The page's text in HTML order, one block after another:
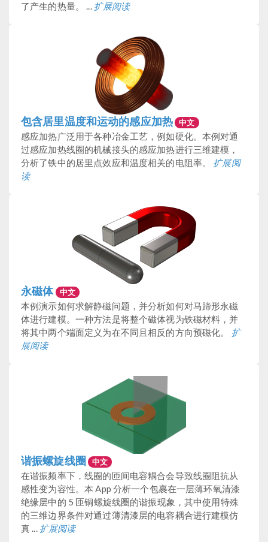
了产生的热量。 ... 扩展阅读
包含居里温度和运动的感应加热 中文
感应加热广泛用于各种冶金工艺，例如硬化。本例对通
过感应加热线圈的机械接头的感应加热进行三维建模，
分析了铁中的居里点效应和温度相关的电阻率。 扩展阅
读
永磁体 中文
本例演示如何求解静磁问题，并分析如何对马蹄形永磁
体进行建模。一种方法是将整个磁体视为铁磁材料，并
将其中两个端面定义为在不同且相反的方向预磁化。 扩
展阅读
谐振螺旋线圈 中文
在谐振频率下，线圈的匝间电容耦合会导致线圈阻抗从
感性变为容性。本 App 分析一个包裹在一层薄环氧清漆
绝缘层中的 5 匝铜螺旋线圈的谐振现象，其中使用特殊
的三维边界条件对通过薄清漆层的电容耦合进行建模仿
真 ... 扩展阅读